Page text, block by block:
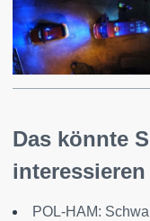
Das könnte
interessieren
POL-HAM: